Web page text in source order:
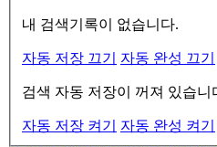
내 검색기록이 없습니다.
자동 저장 끄기 자동 완성 끄기
검색 자동 저장이 꺼져 있습니
자동 저장 켜기 자동 완성 켜기